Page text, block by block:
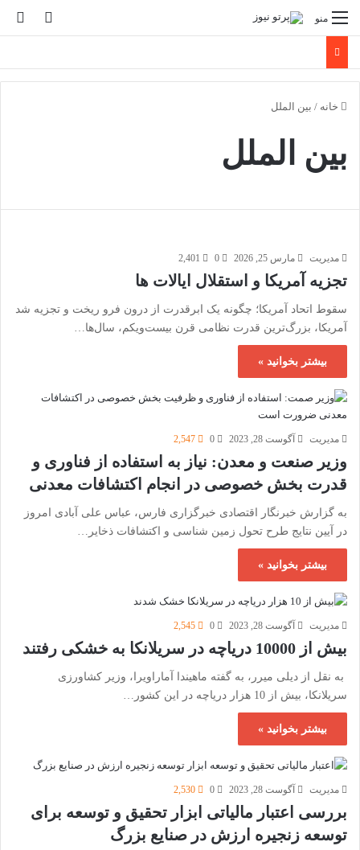
تغییر منو
خانه / بین الملل
بین الملل
مدیریت مارس 25, 2026 0
2,401
تجزیه آمریکا و استقلال ایالات ها
سقوط اتحاد آمریکا؛ چگونه یک ابرقدرت از درون فرو ریخت و تجزیه شد
آمریکا، بزرگ‌ترین قدرت نظامی قرن بیست‌ویکم، سال‌ها…
بیشتر بخوانید »
مدیریت آگوست 28, 2023 0
2,547
وزیر صنعت و معدن: نیاز به استفاده از فناوری و
قدرت بخش خصوصی در انجام اکتشافات معدنی
به گزارش خبرنگار اقتصادی خبرگزاری فارس، عباس علی آبادی امروز
در آیین نتایج طرح تحول زمین شناسی و اکتشافات ذخایر…
بیشتر بخوانید »
مدیریت آگوست 28, 2023 0
2,545
بیش از 10000 دریاچه در سریلانکا به خشکی رفتند
به نقل از دیلی میرر، به گفته ماهیندا آماراویرا، وزیر کشاورزی
سریلانکا، بیش از 10 هزار دریاچه در این کشور…
بیشتر بخوانید »
مدیریت آگوست 28, 2023 0
2,530
بررسی اعتبار مالیاتی ابزار تحقیق و توسعه برای
توسعه زنجیره ارزش در صنایع بزرگ